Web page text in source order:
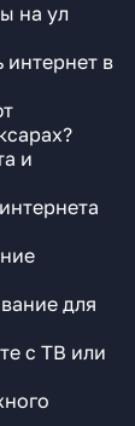
на ул
в
и
для
с ТВ или